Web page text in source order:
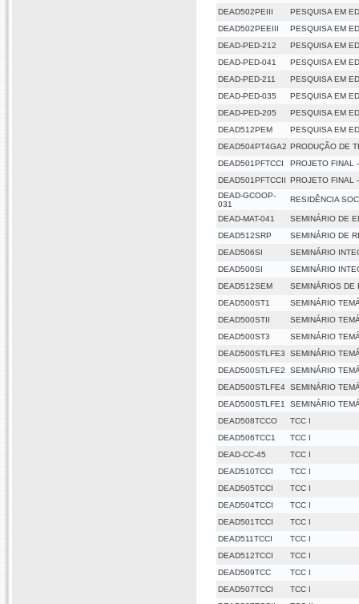
DEAD502PEIII
PESQUISA EM
DEAD502PEEIII
PESQUISA EM
DEAD-PED-212
PESQUISA EM
DEAD-PED-041
PESQUISA EM
DEAD-PED-211
PESQUISA EM
DEAD-PED-035
PESQUISA EM
DEAD-PED-205
PESQUISA EM
DEAD512PEM
PESQUISA EM
DEAD504PT4GA2 PRODUÇÃO DE
DEAD501PFTCCI
PROJETO FINAL
DEAD501PFTCCII PROJETO FINAL
DEAD-GCOOP-
031
RESIDÊNCIA
DEAD-MAT-041
SEMINÁRIO DE
DEAD512SRP
SEMINÁRIO DE
DEAD506SI
SEMINÁRIO
DEAD500SI
SEMINÁRIO
DEAD512SEM
SEMINÁRIOS DE
DEAD500ST1
SEMINÁRIO
DEAD500STII
SEMINÁRIO
DEAD500ST3
SEMINÁRIO
DEAD500STLFE3
SEMINÁRIO
DEAD500STLFE2
SEMINÁRIO
DEAD500STLFE4 SEMINÁRIO
DEAD500STLFE1
SEMINÁRIO
DEAD508TCCO
TCC I
DEAD506TCC1
TCC I
DEAD-CC-45
TCC I
DEAD510TCCI
TCC I
DEAD505TCCI
TCC I
DEAD504TCCI
TCC I
DEAD501TCCI
TCC I
DEAD511TCCI
TCC I
DEAD512TCCI
TCC I
DEAD509TCC
TCC I
DEAD507TCCI
TCC I